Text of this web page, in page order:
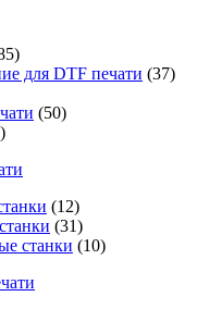
для DTF печати (37)
(50)
(12)
(31)
станки (10)